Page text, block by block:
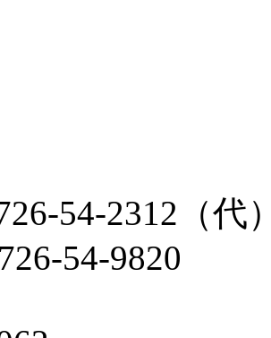
54-2312（代
54-9820